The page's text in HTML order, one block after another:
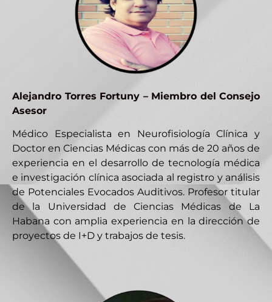
Alejandro Torres Fortuny – Miembro del Consejo
Asesor
Médico Especialista en Neurofisiología Clínica y
Doctor en Ciencias Médicas con más de 20 años de
experiencia en el desarrollo de tecnología médica
e investigación clínica asociada al registro y análisis
de Potenciales Evocados Auditivos. Profesor titular
de la Universidad de Ciencias Médicas de La
Habana con amplia experiencia en la dirección de
proyectos de I+D y trabajos de tesis.